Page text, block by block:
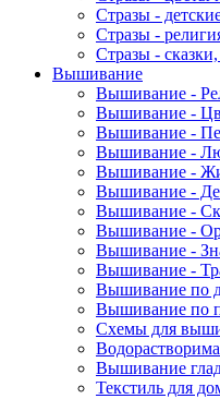
Стразы -
Стразы -
Стразы -
Вышивание
Вышивание -
Вышивание -
Вышивание -
Вышивание -
Вышивание -
Вышивание -
Вышивание -
Вышивание -
Вышивание -
Вышивание -
Вышивание по
Вышивание по
Схемы для
Вышивание
Текстиль для